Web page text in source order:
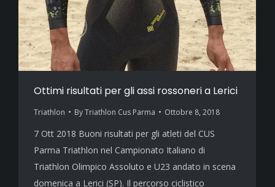
Ottimi risultati per gli assi rossoneri a Lerici
Triathlon ByTriathlon Cus Parma Ottobre 8, 2018
7 Ott 2018 Buoni risultati per gli atleti del CUS
Parma Triathlon nel Campionato Italiano di
Triathlon Olimpico Assoluto e U23 andato in scena
domenica a Lerici (SP). Il percorso ciclistico